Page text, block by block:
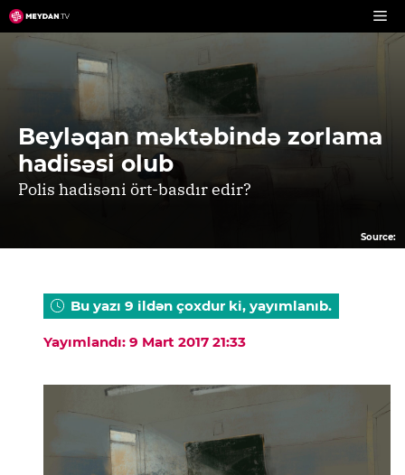
Skip
to
Beyləqan məktəbində zorlama
hadisəsi olub
Polis hadisəni ört-basdır edir?
Source:
Bu yazı 9 ildən çoxdur ki, yayımlanıb.
Yayımlandı: 9 Mart 2017 21:33